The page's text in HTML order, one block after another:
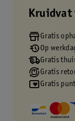
Gratis
Op
Gratis
Gratis
Gratis